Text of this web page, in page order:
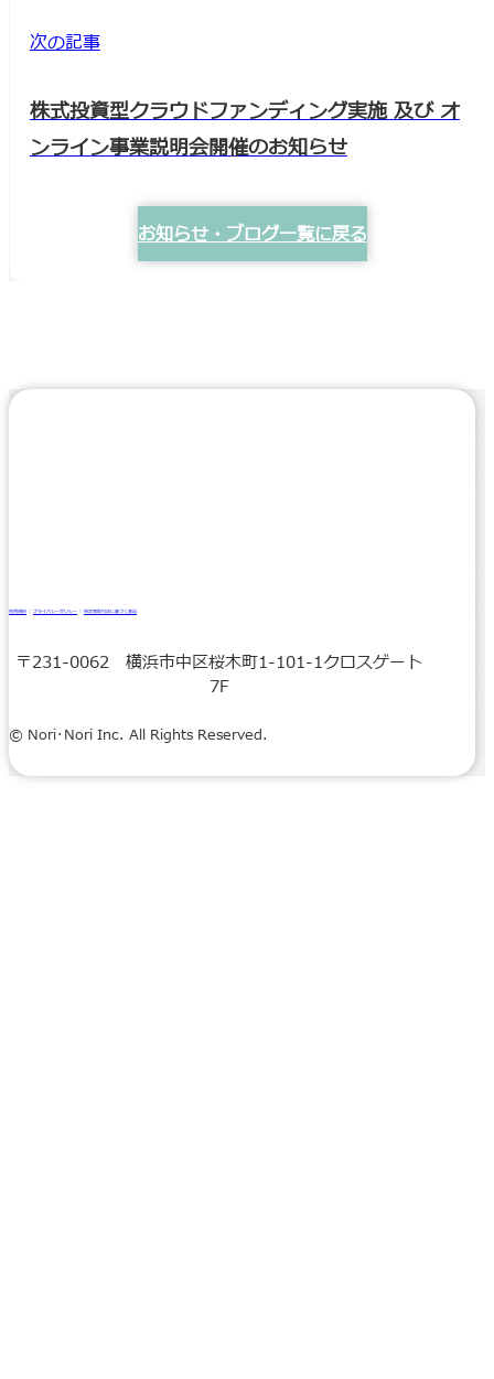
次の記事
株式投資型クラウドファンディング実施 及び オ
ンライン事業説明会開催のお知らせ
お知らせ・ブログ一覧に戻る
利用規約 プライバシーポリシー 特定商取引法に基づく表記
〒231-0062 横浜市中区桜木町1-101-1クロスゲート
7F
© Nori･Nori Inc. All Rights Reserved.